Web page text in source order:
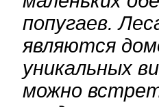
попугаев.
являются
уникальных
можно